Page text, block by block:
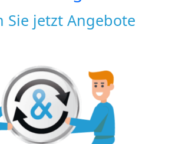
Sie jetzt Angebote